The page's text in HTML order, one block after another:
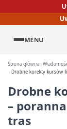
MENU
Strona główna
Drobne korekty kursów
Drobne
–
tras